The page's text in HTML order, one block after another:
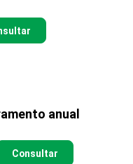
anual
Consultar